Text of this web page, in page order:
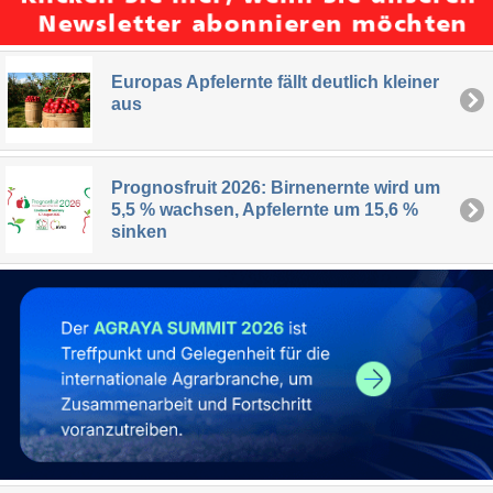
Europas Apfelernte fällt deutlich kleiner
aus
Prognosfruit 2026: Birnenernte wird um
5,5 % wachsen, Apfelernte um 15,6 %
sinken